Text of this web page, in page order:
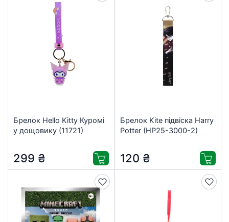
Брелок Hello Kitty Куромі
у дощовику (11721)
299 ₴
Брелок Kite підвіска Harry
Potter (HP25-3000-2)
120 ₴